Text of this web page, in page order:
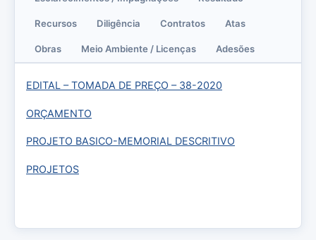
Recursos Diligência Contratos Atas
Obras Meio Ambiente / Licenças Adesões
EDITAL – TOMADA DE PREÇO – 38-2020
ORÇAMENTO
PROJETO BASICO-MEMORIAL DESCRITIVO
PROJETOS